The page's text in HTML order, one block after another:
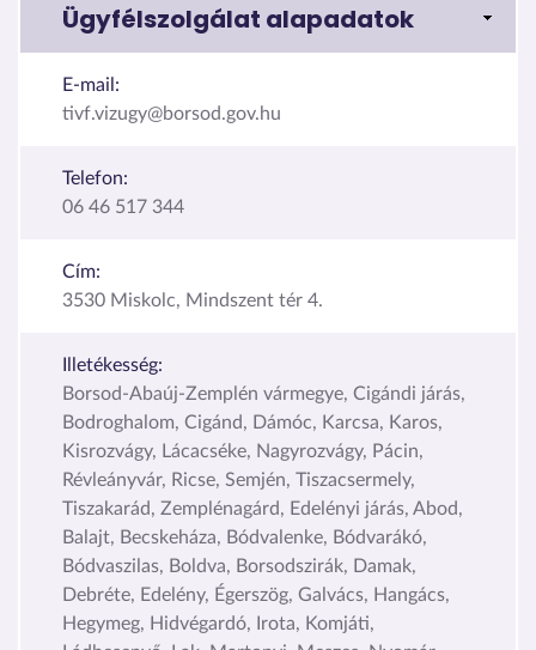
Ügyfélszolgálat alapadatok
E-mail:
tivf.vizugy@borsod.gov.hu
Telefon:
06 46 517 344
Cím:
3530 Miskolc, Mindszent tér 4.
Illetékesség:
Borsod-Abaúj-Zemplén vármegye, Cigándi járás,
Bodroghalom, Cigánd, Dámóc, Karcsa, Karos,
Kisrozvágy, Lácacséke, Nagyrozvágy, Pácin,
Révleányvár, Ricse, Semjén, Tiszacsermely,
Tiszakarád, Zemplénagárd, Edelényi járás, Abod,
Balajt, Becskeháza, Bódvalenke, Bódvarákó,
Bódvaszilas, Boldva, Borsodszirák, Damak,
Debréte, Edelény, Égerszög, Galvács, Hangács,
Hegymeg, Hidvégardó, Irota, Komjáti,